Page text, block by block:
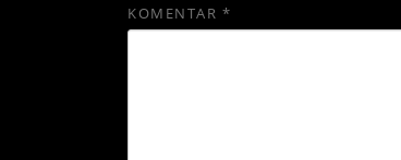
KOMENTAR *